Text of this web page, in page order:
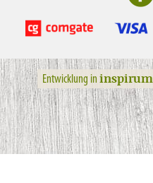
Entwicklung in inspirum